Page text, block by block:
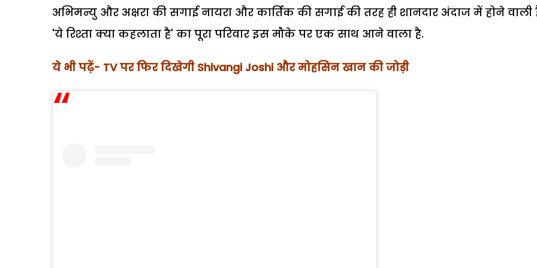
अभिमन्यु और अक्षरा की सगाई नायरा और कार्तिक की सगाई की तरह ही शानदार अंदाज में होने वाली
'ये रिश्ता क्या कहलाता है' का पूरा परिवार इस मौके पर एक साथ आने वाला है.
ये भी पढ़ें- TV पर फिर दिखेगी Shivangi Joshi और मोहसिन खान की जोड़ी